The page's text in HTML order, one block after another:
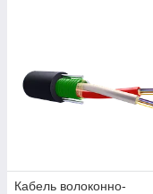
Кабель волоконно-